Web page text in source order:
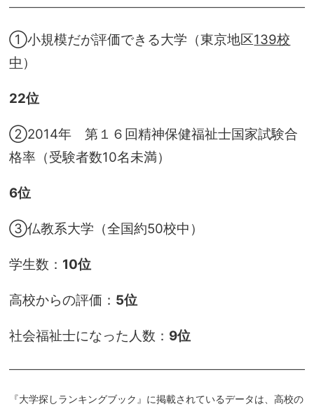
①小規模だが評価できる大学（東京地区139校
中 ）
22位
②2014年 第１６回精神保健福祉士国家試験合
格率（受験者数10名未満）
6位
③仏教系大学（全国約50校中）
学生数： 10位
高校からの評価： 5位
社会福祉士になった人数： 9位
『大学探しランキングブック』に掲載されているデータは、高校の